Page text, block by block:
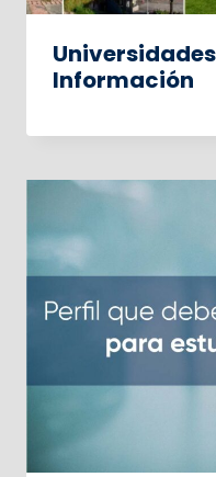
Información